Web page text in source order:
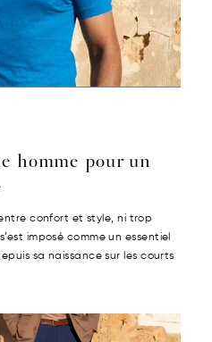
homme pour un
confort et style, ni trop
imposé comme un essentiel
sa naissance sur les courts